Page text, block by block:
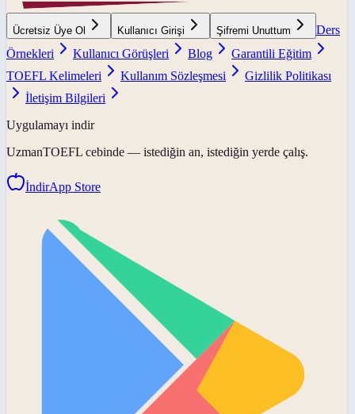
Ücretsiz Üye Ol Kullanıcı Girişi Şifremi Unuttum
Ders
Örnekleri
Kullanıcı Görüşleri Blog
Garantili Eğitim
TOEFL Kelimeleri
Kullanım Sözleşmesi
Gizlilik Politikası
İletişim Bilgileri
Uygulamayı indir
UzmanTOEFL cebinde — istediğin an, istediğin yerde çalış.
İndirApp Store